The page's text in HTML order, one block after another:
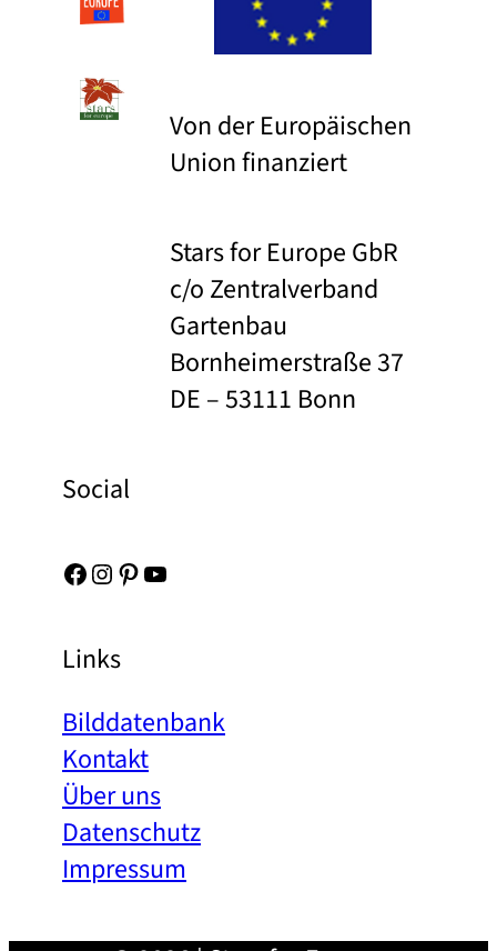
Von der Europäischen
Union finanziert
Stars for Europe GbR
c/o Zentralverband
Gartenbau
Bornheimerstraße 37
DE – 53111 Bonn
Social
Facebook Instagram Pinterest YouTube
Links
Bilddatenbank
Kontakt
Über uns
Datenschutz
Impressum